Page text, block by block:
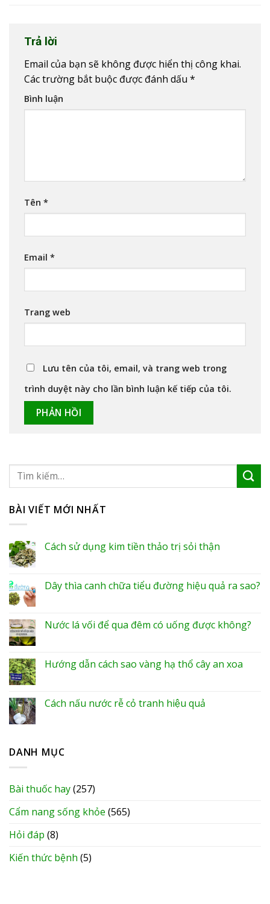
Trả lời
Email của bạn sẽ không được hiển thị công khai.
Các trường bắt buộc được đánh dấu *
Bình luận
Tên *
Email *
Trang web
Lưu tên của tôi, email, và trang web trong
trình duyệt này cho lần bình luận kế tiếp của tôi.
BÀI VIẾT MỚI NHẤT
Cách sử dụng kim tiền thảo trị sỏi thận
Dây thìa canh chữa tiểu đường hiệu quả ra sao?
Nước lá vối để qua đêm có uống được không?
Hướng dẫn cách sao vàng hạ thổ cây an xoa
Cách nấu nước rễ cỏ tranh hiệu quả
DANH MỤC
Bài thuốc hay(257)
Cẩm nang sống khỏe (565)
Hỏi đáp (8)
Kiến thức bệnh (5)